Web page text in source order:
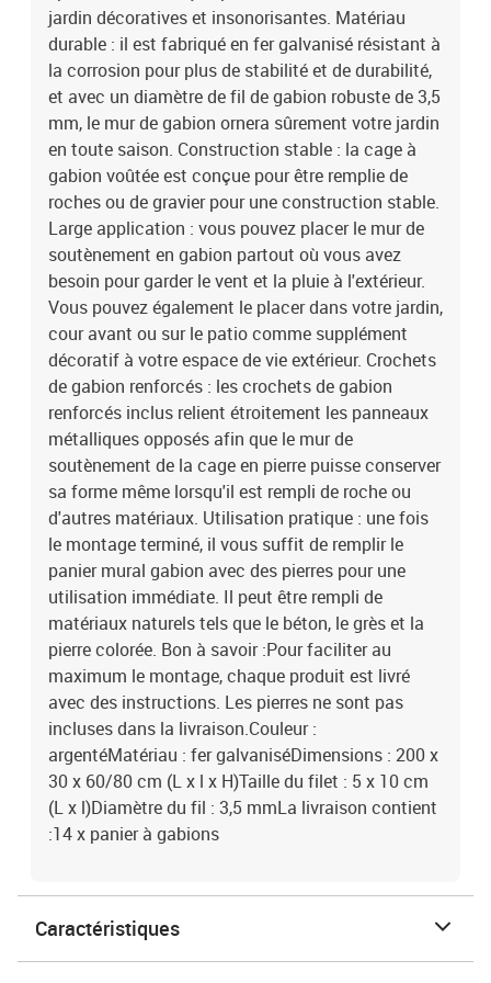
jardin décoratives et insonorisantes. Matériau
durable : il est fabriqué en fer galvanisé résistant à
la corrosion pour plus de stabilité et de durabilité,
et avec un diamètre de fil de gabion robuste de 3,5
mm, le mur de gabion ornera sûrement votre jardin
en toute saison. Construction stable : la cage à
gabion voûtée est conçue pour être remplie de
roches ou de gravier pour une construction stable.
Large application : vous pouvez placer le mur de
soutènement en gabion partout où vous avez
besoin pour garder le vent et la pluie à l'extérieur.
Vous pouvez également le placer dans votre jardin,
cour avant ou sur le patio comme supplément
décoratif à votre espace de vie extérieur. Crochets
de gabion renforcés : les crochets de gabion
renforcés inclus relient étroitement les panneaux
métalliques opposés afin que le mur de
soutènement de la cage en pierre puisse conserver
sa forme même lorsqu'il est rempli de roche ou
d'autres matériaux. Utilisation pratique : une fois
le montage terminé, il vous suffit de remplir le
panier mural gabion avec des pierres pour une
utilisation immédiate. Il peut être rempli de
matériaux naturels tels que le béton, le grès et la
pierre colorée. Bon à savoir :Pour faciliter au
maximum le montage, chaque produit est livré
avec des instructions. Les pierres ne sont pas
incluses dans la livraison.Couleur :
argentéMatériau : fer galvaniséDimensions : 200 x
30 x 60/80 cm (L x l x H)Taille du filet : 5 x 10 cm
(L x l)Diamètre du fil : 3,5 mmLa livraison contient
:14 x panier à gabions
Caractéristiques